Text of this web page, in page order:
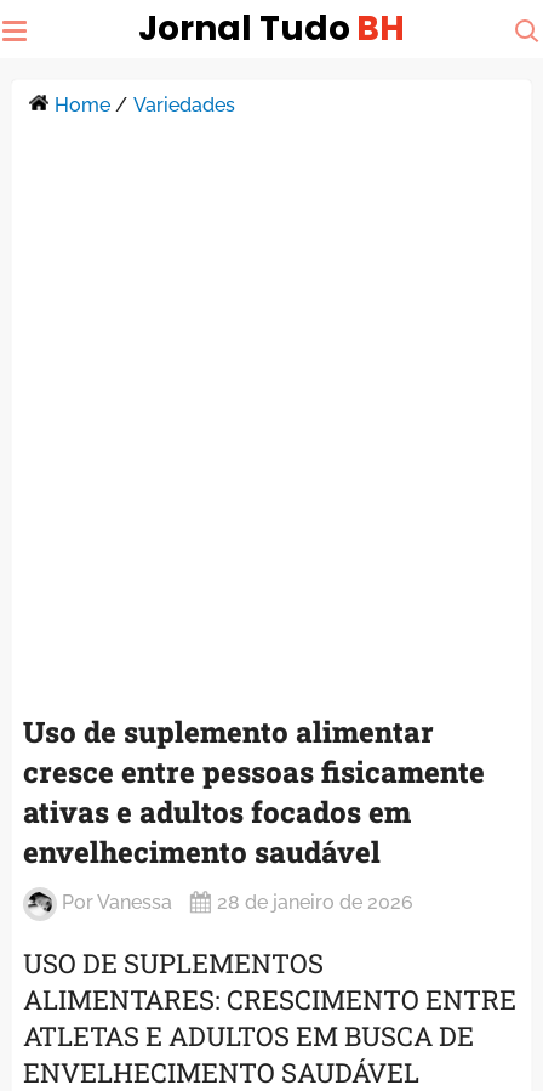
Jornal Tudo BH
Home/ Variedades
Uso de suplemento alimentar
cresce entre pessoas fisicamente
ativas e adultos focados em
envelhecimento saudável
PorVanessa 28 de janeiro de 2026
USO DE SUPLEMENTOS
ALIMENTARES: CRESCIMENTO ENTRE
ATLETAS E ADULTOS EM BUSCA DE
ENVELHECIMENTO SAUDÁVEL